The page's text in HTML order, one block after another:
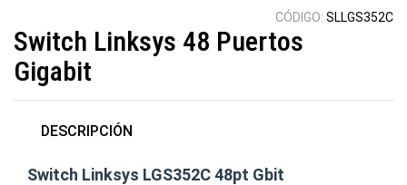
CÓDIGO: SLLGS352C
Switch Linksys 48 Puertos
Gigabit
DESCRIPCIÓN
Switch Linksys LGS352C 48pt Gbit